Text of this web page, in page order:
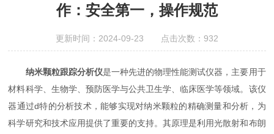
作：安全第一，操作规范
更新时间：2024-09-23 点击次数：932
纳米颗粒跟踪分析仪是一种先进的物理性能测试仪器，主要用于
材料科学、生物学、预防医学与公共卫生学、临床医学等领域。该仪
器通过d特的分析技术，能够实现对纳米颗粒的精确测量和分析，为
科学研究和技术应用提供了重要的支持。其原理是利用光散射和布朗